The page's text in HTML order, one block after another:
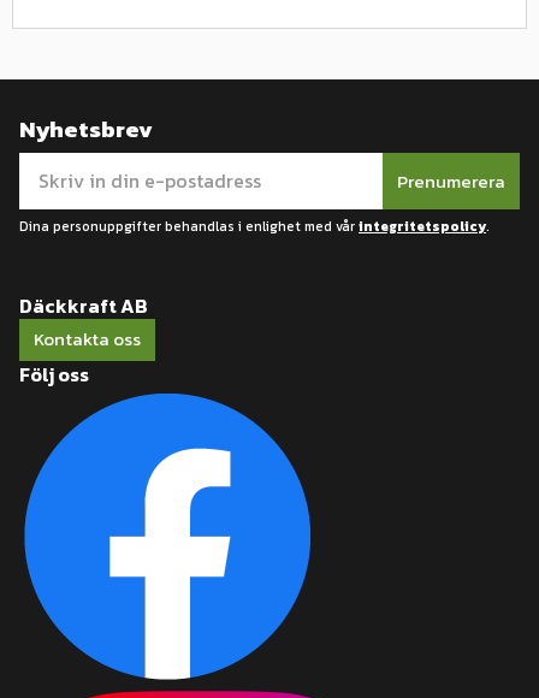
Nyhetsbrev
Prenumerera
Dina personuppgifter behandlas i enlighet med vårintegritetspolicy.
Däckkraft AB
Kontakta oss
Följ oss